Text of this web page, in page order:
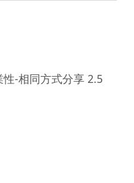
-相同方式分享 2.5